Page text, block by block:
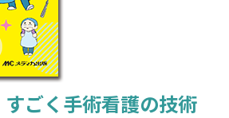
ごく手術看護の技術